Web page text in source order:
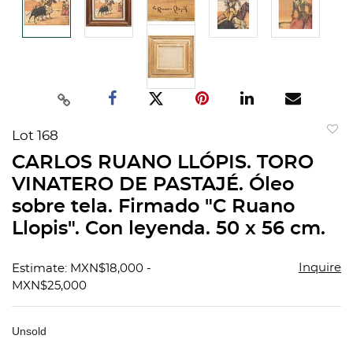
Lot 168
CARLOS RUANO LLÓPIS. TORO
VINATERO DE PASTAJÉ. Óleo
sobre tela. Firmado "C Ruano
Llopis". Con leyenda. 50 x 56 cm.
Estimate: MXN$18,000 -
MXN$25,000
Inquire
Unsold